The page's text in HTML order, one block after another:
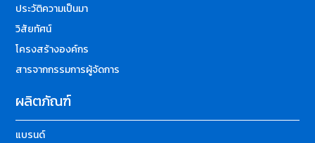
ประวัติความเป็นมา
วิสัยทัศน์
โครงสร้างองค์กร
สารจากกรรมการผู้จัดการ
ผลิตภัณฑ์
แบรนด์